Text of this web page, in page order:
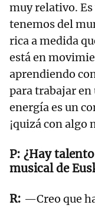
muy relativo. Es
tenemos del
rica a medida
está en
aprendiendo
para trabajar
energía es un
¡quizá con algo
¿Hay
musical de
—Creo que